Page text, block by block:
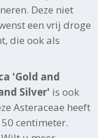
Deze niet
een vrij droge
die ook als
'Gold and
Silver' is ook
Asteraceae heeft
centimeter.